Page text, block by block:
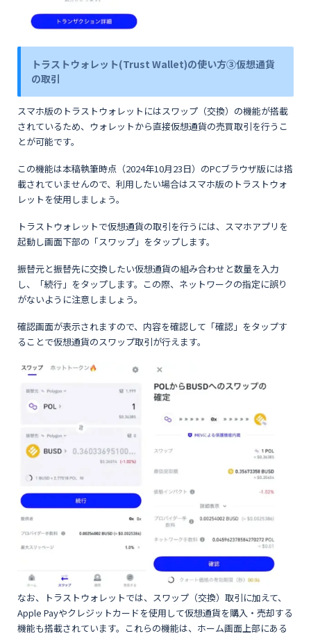
トラストウォレット(Trust Wallet)の使い方③仮想通貨
の取引
スマホ版のトラストウォレットにはスワップ（交換）の機能が搭載
されているため、ウォレットから直接仮想通貨の売買取引を行うこ
とが可能です。
この機能は本稿執筆時点（2024年10月23日）のPCブラウザ版には搭
載されていませんので、利用したい場合はスマホ版のトラストウォ
レットを使用しましょう。
トラストウォレットで仮想通貨の取引を行うには、スマホアプリを
起動し画面下部の「スワップ」をタップします。
振替元と振替先に交換したい仮想通貨の組み合わせと数量を入力
し、「続行」をタップします。この際、ネットワークの指定に誤り
がないように注意しましょう。
確認画面が表示されますので、内容を確認して「確認」をタップす
ることで仮想通貨のスワップ取引が行えます。
なお、トラストウォレットでは、スワップ（交換）取引に加えて、
Apple Payやクレジットカードを使用して仮想通貨を購入・売却する
機能も搭載されています。これらの機能は、ホーム画面上部にある